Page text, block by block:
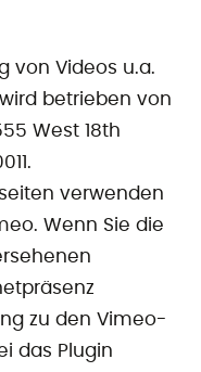
von Videos u.a.
betrieben von
West 18th
verwenden
Wenn Sie die
zu den Vimeo-
das Plugin